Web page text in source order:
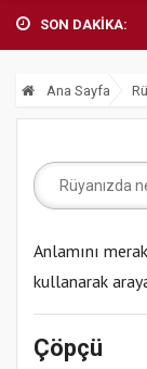
SON DAKİKA:
Ana Sayfa
Anlamını
kullanarak
Çöpçü